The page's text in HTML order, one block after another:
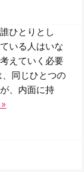
ひとりとし
いる人はいな
えていく必要
同じひとつの
、内面に持